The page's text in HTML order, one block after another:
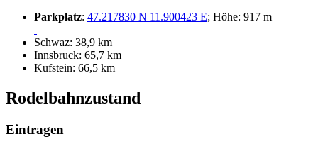
Parkplatz: 47.217830 N 11.900423 E; Höhe: 917 m
Schwaz: 38,9 km
Innsbruck: 65,7 km
Kufstein: 66,5 km
Rodelbahnzustand
Eintragen